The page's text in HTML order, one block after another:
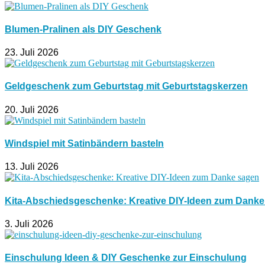
Blumen-Pralinen als DIY Geschenk
23. Juli 2026
Geldgeschenk zum Geburtstag mit Geburtstagskerzen
20. Juli 2026
Windspiel mit Satinbändern basteln
13. Juli 2026
Kita-Abschiedsgeschenke: Kreative DIY-Ideen zum
3. Juli 2026
Einschulung Ideen & DIY Geschenke zur Einschulung